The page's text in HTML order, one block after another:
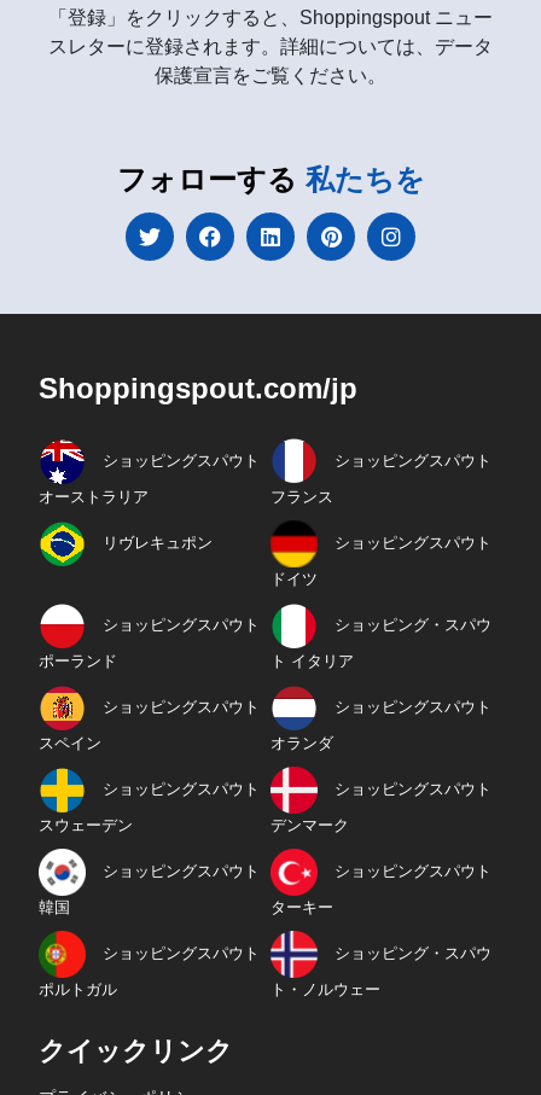
「登録」をクリックすると、Shoppingspout ニュー
スレターに登録されます。詳細については、データ
保護宣言をご覧ください。
フォローする 私たちを
Shoppingspout.com/jp
ショッピングスパウト
オーストラリア
ショッピングスパウト
フランス
リヴレキュポン ショッピングスパウト
ドイツ
ショッピングスパウト
ポーランド
ショッピング・スパウ
ト イタリア
ショッピングスパウト
スペイン
ショッピングスパウト
オランダ
ショッピングスパウト
スウェーデン
ショッピングスパウト
デンマーク
ショッピングスパウト
韓国
ショッピングスパウト
ターキー
ショッピングスパウト
ポルトガル
ショッピング・スパウ
ト・ノルウェー
クイックリンク